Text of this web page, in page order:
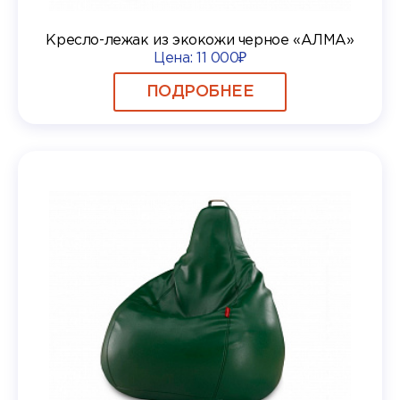
Кресло-лежак из экокожи черное «АЛМА»
Цена:11 000₽
ПОДРОБНЕЕ